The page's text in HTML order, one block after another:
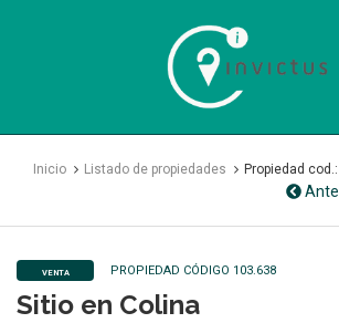
Inmobiliaria
Inicio Listado de propiedades Propiedad
VENTA PROPIEDAD CÓDIGO 103.638
Sitio en Colina